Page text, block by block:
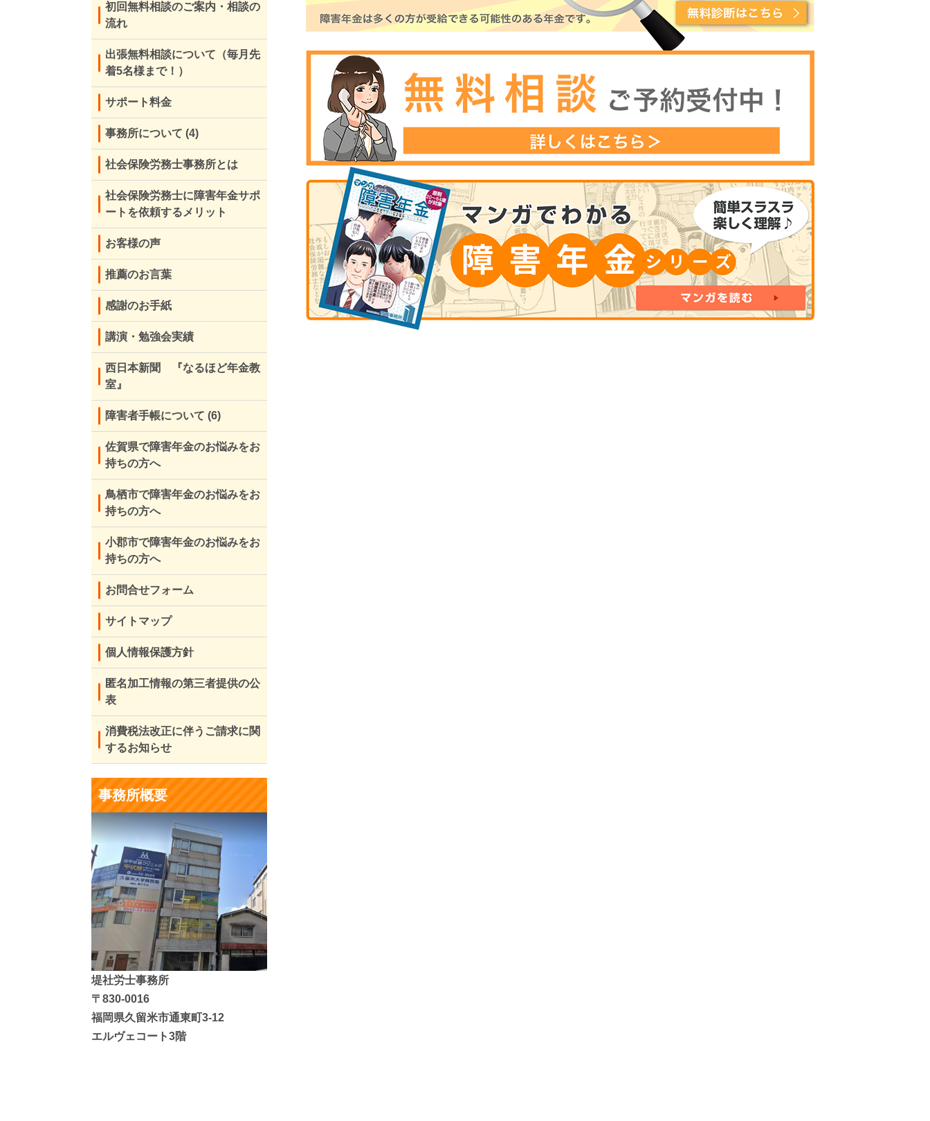
初回無料相談のご案内・相談の
流れ
出張無料相談について（毎月先
着5名様まで！）
サポート料金
事務所について (4)
社会保険労務士事務所とは
社会保険労務士に障害年金サポ
ートを依頼するメリット
お客様の声
推薦のお言葉
感謝のお手紙
講演・勉強会実績
西日本新聞 『なるほど年金教
室』
障害者手帳について (6)
佐賀県で障害年金のお悩みをお
持ちの方へ
鳥栖市で障害年金のお悩みをお
持ちの方へ
小郡市で障害年金のお悩みをお
持ちの方へ
お問合せフォーム
サイトマップ
個人情報保護方針
匿名加工情報の第三者提供の公
表
消費税法改正に伴うご請求に関
するお知らせ
事務所概要
堤社労士事務所
〒830-0016
福岡県久留米市通東町3-12
エルヴェコート3階